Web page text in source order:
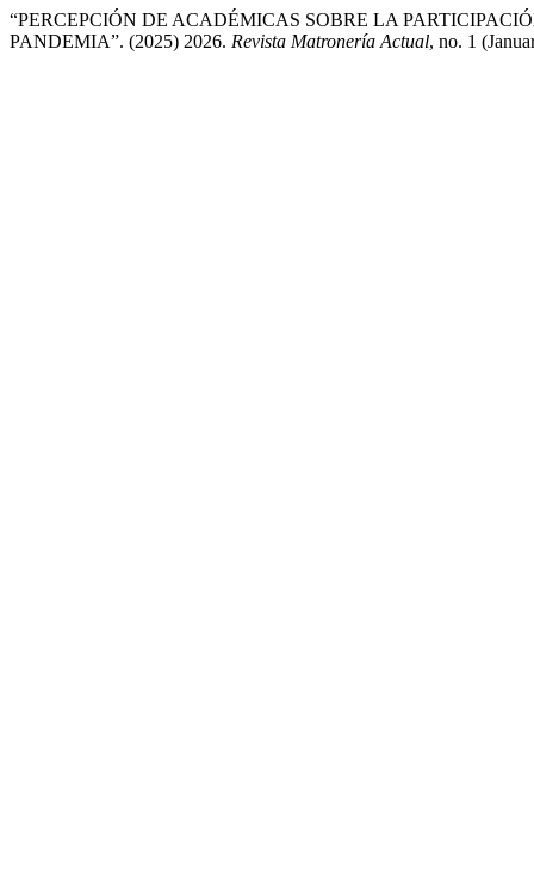
“PERCEPCIÓN DE ACADÉMICAS SOBRE LA
PANDEMIA”. (2025) 2026. Revista Matronería Actual, no. 1